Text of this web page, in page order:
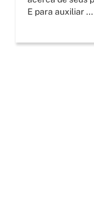
E para auxiliar ...